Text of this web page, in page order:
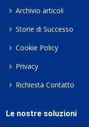
Archivio articoli
Storie di Successo
Cookie Policy
Privacy
Richiesta Contatto
Le nostre soluzioni